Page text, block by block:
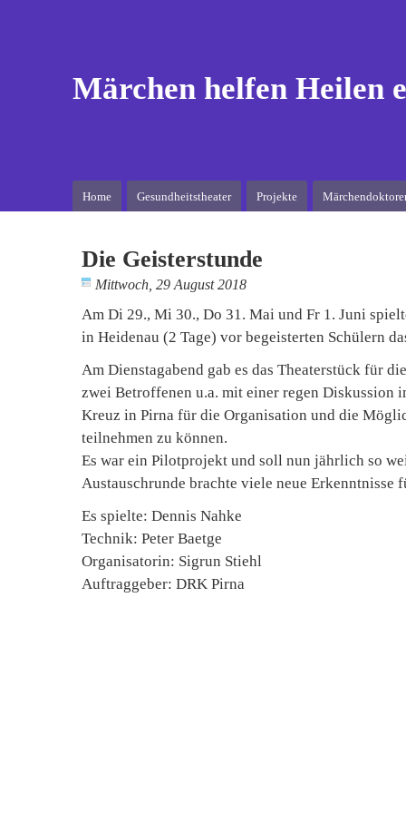
Märchen helfen Heilen
Home Gesundheitstheater Projekte
Die Geisterstunde
Mittwoch, 29 August 2018
Am Di 29., Mi 30., Do 31. Mai und Fr 1. Juni
in Heidenau (2 Tage) vor begeisterten Schülern
Am Dienstagabend gab es das Theaterstück für
zwei Betroffenen u.a. mit einer regen Diskussion
Kreuz in Pirna für die Organisation und die
teilnehmen zu können.
Es war ein Pilotprojekt und soll nun jährlich so
Austauschrunde brachte viele neue Erkenntnisse
Es spielte: Dennis Nahke
Technik: Peter Baetge
Organisatorin: Sigrun Stiehl
Auftraggeber: DRK Pirna